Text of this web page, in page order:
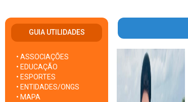
GUIA UTILIDADES
• ASSOCIAÇÕES
• EDUCAÇÃO
• ESPORTES
• ENTIDADES/ONGS
• MAPA